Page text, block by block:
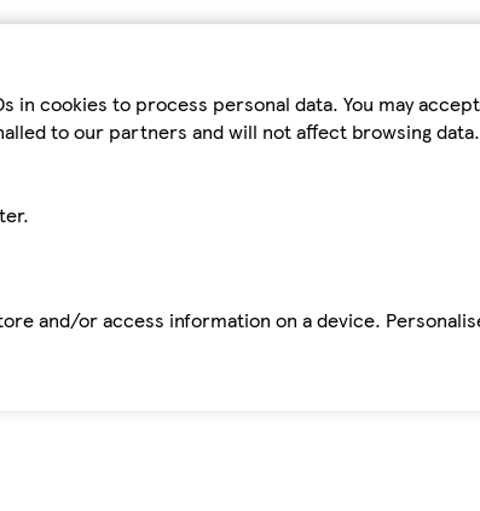
cookies to process personal data. You may
to our partners and will not affect browsing
and/or access information on a device.